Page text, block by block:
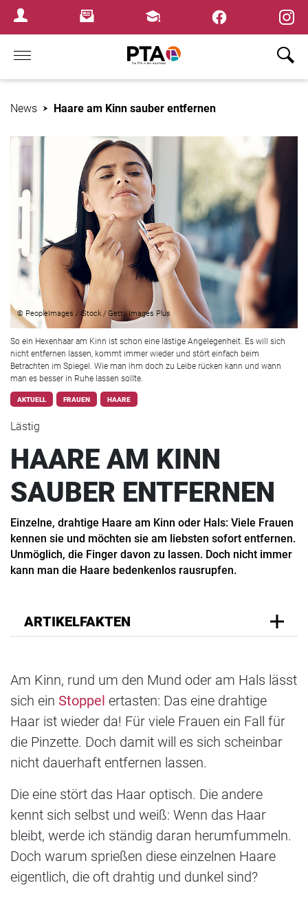
Login MenuNewsletterFortbildungen
Home
News Haare am Kinn sauber entfernen
© PeopleImages / iStock / Getty Images Plus
So ein Hexenhaar am Kinn ist schon eine lästige Angelegenheit. Es will sich
nicht entfernen lassen, kommt immer wieder und stört einfach beim
Betrachten im Spiegel. Wie man ihm doch zu Leibe rücken kann und wann
man es besser in Ruhe lassen sollte.
AKTUELL FRAUEN HAARE
Lästig
HAARE AM KINN
SAUBER ENTFERNEN
Einzelne, drahtige Haare am Kinn oder Hals: Viele Frauen
kennen sie und möchten sie am liebsten sofort entfernen.
Unmöglich, die Finger davon zu lassen. Doch nicht immer
kann man die Haare bedenkenlos rausrupfen.
ARTIKELFAKTEN
Am Kinn, rund um den Mund oder am Hals lässt
sich ein Stoppel ertasten: Das eine drahtige
Haar ist wieder da! Für viele Frauen ein Fall für
die Pinzette. Doch damit will es sich scheinbar
nicht dauerhaft entfernen lassen.
Die eine stört das Haar optisch. Die andere
kennt sich selbst und weiß: Wenn das Haar
bleibt, werde ich ständig daran herumfummeln.
Doch warum sprießen diese einzelnen Haare
eigentlich, die oft drahtig und dunkel sind?
×